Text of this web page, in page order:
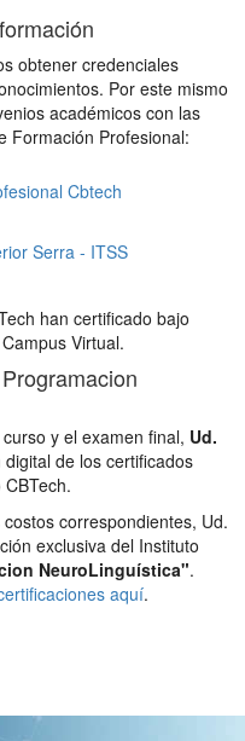
obtener credenciales
Por este mismo
académicos con las
Formación Profesional:
Cbtech
Serra - ITSS
han certificado bajo
Virtual.
y el examen final, Ud.
de los certificados
correspondientes, Ud.
exclusiva del Instituto
NeuroLinguística".
aquí.